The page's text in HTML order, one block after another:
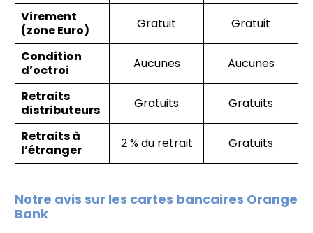
Virement
(zone Euro)
Gratuit Gratuit
Condition
d’octroi
Aucunes Aucunes
Retraits
distributeurs
Gratuits Gratuits
Retraits à
l’étranger
2 % du retrait Gratuits
Notre avis sur les cartes bancaires Orange
Bank